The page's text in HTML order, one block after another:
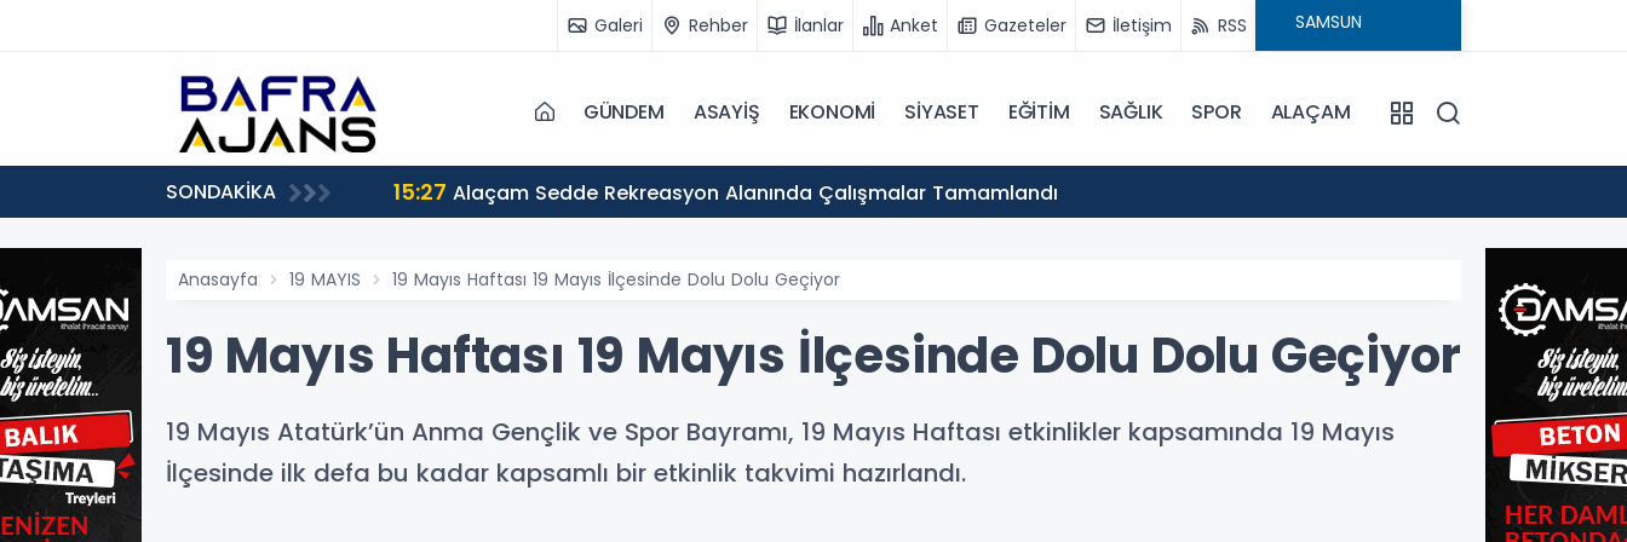
Galeri Rehber İlanlar Anket Gazeteler İletişim RSS
GÜNDEM ASAYİŞ EKONOMİ SİYASET EĞİTİM SAĞLIK SPOR ALAÇAM
SONDAKİKA 15:27 Alaçam Sedde Rekreasyon Alanında Çalışmalar Tamamlandı
Anasayfa 19 MAYIS 19 Mayıs Haftası 19 Mayıs İlçesinde Dolu Dolu Geçiyor
19 Mayıs Haftası 19 Mayıs İlçesinde Dolu Dolu Geçiyor
19 Mayıs Atatürk’ün Anma Gençlik ve Spor Bayramı, 19 Mayıs Haftası etkinlikler kapsamında 19 Mayıs
İlçesinde ilk defa bu kadar kapsamlı bir etkinlik takvimi hazırlandı.